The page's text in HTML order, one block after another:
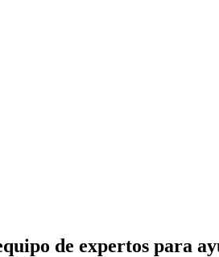
de expertos para